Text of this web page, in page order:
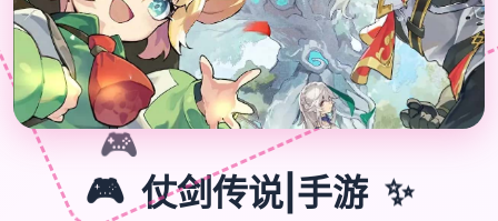
🎮
🎮 仗剑传说|手游 ✨